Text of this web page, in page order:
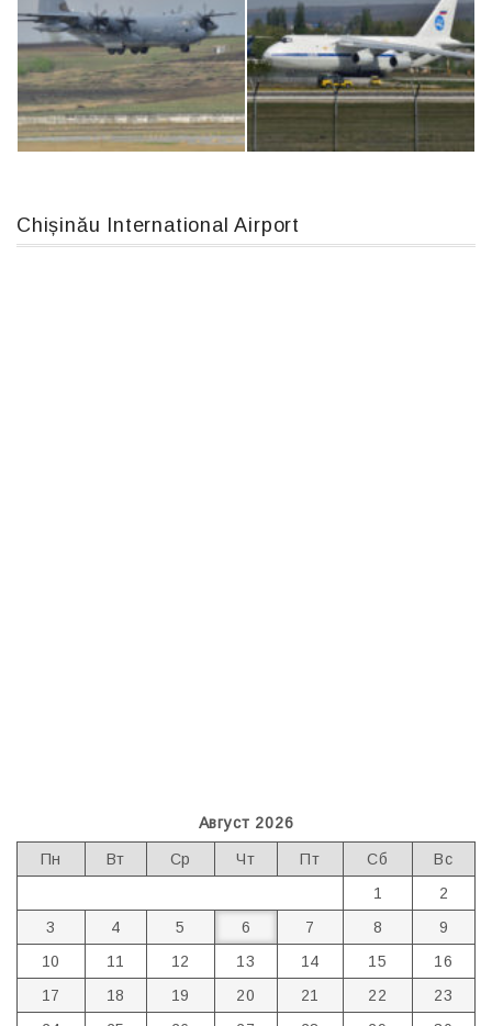
An12, UR-CGV
Chișinău International Airport
Август 2026
Пн Вт Ср Чт Пт Сб
Вс
1
2
3
4 5 6 7 8
9
10
11 12 13 14 15
16
17
18 19 20 21 22
23